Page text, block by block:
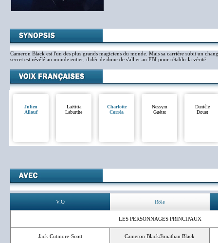
Cameron Black est l'un des plus grands magiciens du monde. Mais sa carrière subit un
secret est révélé au monde entier, il décide donc de s'allier au FBI pour rétablir la vérité.
Julien
Allouf
Laëtitia
Laburthe
Charlotte
Corréa
Nessym
Guétat
Danièle
Douet
V.O Rôle
LES PERSONNAGES PRINCIPAUX
Jack Cutmore-Scott Cameron Black/Jonathan Black